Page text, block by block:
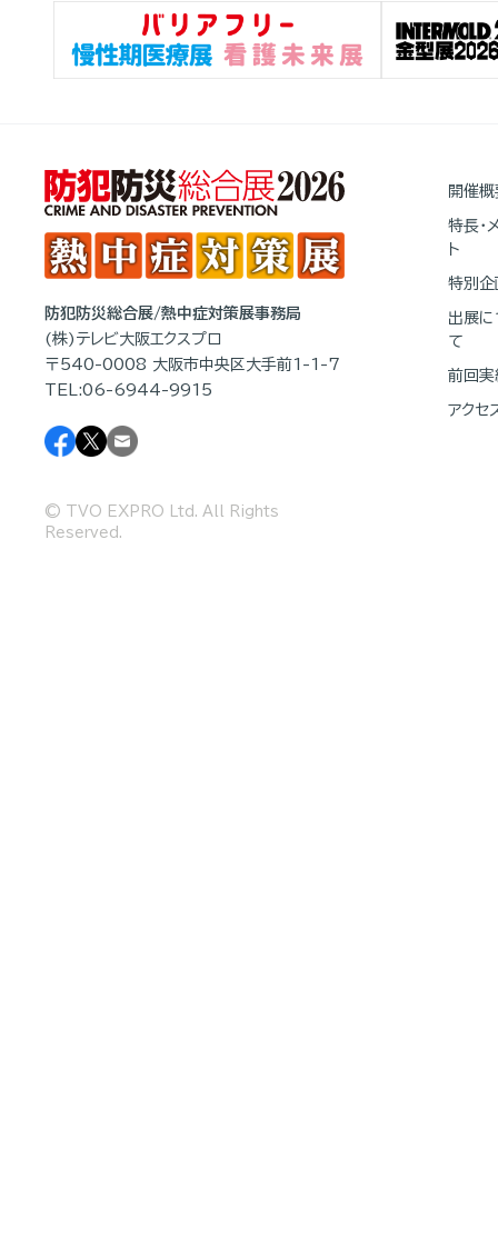
防犯防災総合展/熱中症対策展事務局
(株)テレビ大阪エクスプロ
〒540-0008 大阪市中央区大手前1-1-7
TEL:06-6944-9915
© TVO EXPRO Ltd. All Rights
Reserved.
開催概
特長・
ト
特別企
出展に
て
前回実
アクセ